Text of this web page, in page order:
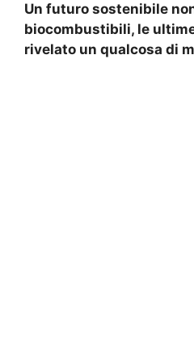
Un futuro sostenibile
biocombustibili, le
rivelato un qualcosa di